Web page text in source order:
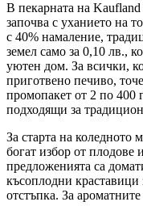
В пекарната на
започва с уханието на
с 40% намаление,
земел само за 0,10 лв.,
уютен дом. За всички,
приготвено печиво,
промопакет от 2 по 400
подходящи за
За старта на коледното
богат избор от
предложенията са
късоплодни
отстъпка. За